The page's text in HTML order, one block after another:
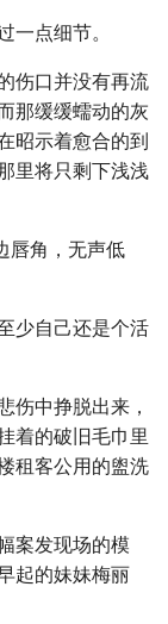
一点细节。
伤口并没有再流
那缓缓蠕动的灰
昭示着愈合的到
里将只剩下浅浅
唇角，无声低
少自己还是个活
伤中挣脱出来，
着的破旧毛巾里
租客公用的盥洗
案发现场的模
起的妹妹梅丽